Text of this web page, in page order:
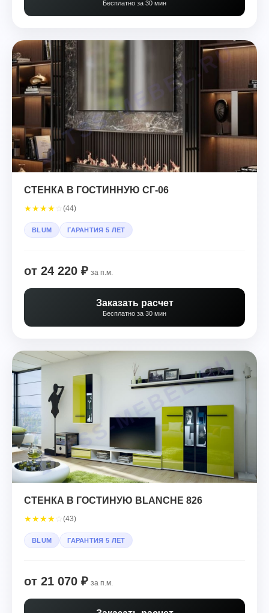
Бесплатно за 30 мин
СТЕНКА В ГОСТИННУЮ СГ-06
★★★★ (44)
BLUM ГАРАНТИЯ 5 ЛЕТ
от 24 220 ₽ за п.м.
Заказать расчет
Бесплатно за 30 мин
СТЕНКА В ГОСТИНУЮ BLANCHE 826
★★★★ (43)
BLUM ГАРАНТИЯ 5 ЛЕТ
от 21 070 ₽ за п.м.